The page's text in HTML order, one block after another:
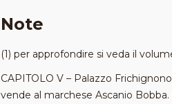
Note
(1) per approfondire si veda il
CAPITOLO V – Palazzo
vende al marchese Ascanio